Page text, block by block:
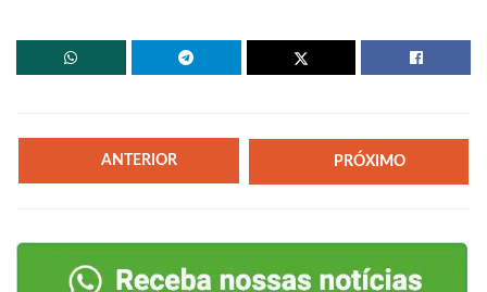
ANTERIOR PRÓXIMO